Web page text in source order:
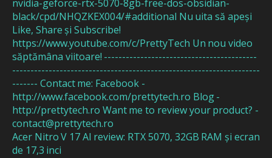
Acer Nitro V 17 AI review: RTX 5070, 32GB RAM și ecran
de 17,3 inci